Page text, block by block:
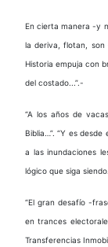
En cierta manera -y
la deriva, flotan, son
Historia empuja con
del costado...”.-
“A los años de
Biblia…”. “Y es
a las inundaciones
lógico que siga
“El gran desafío -
en trances
Transferencias